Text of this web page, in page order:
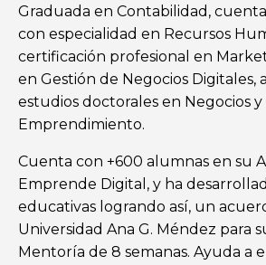
Graduada en Contabilidad,
con especialidad en Recursos
certificación profesional en
en Gestión de Negocios Digitales,
estudios doctorales en Negocios y
Emprendimiento.
Cuenta con +600 alumnas en su
Emprende Digital, y ha
educativas logrando así, un
Universidad Ana G. Méndez para
Mentoría de 8 semanas. Ayuda a